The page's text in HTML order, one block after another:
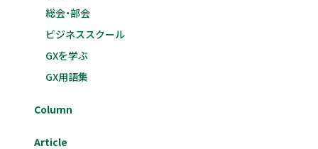
総会・部会
ビジネススクール
GXを学ぶ
GX用語集
Column
Article